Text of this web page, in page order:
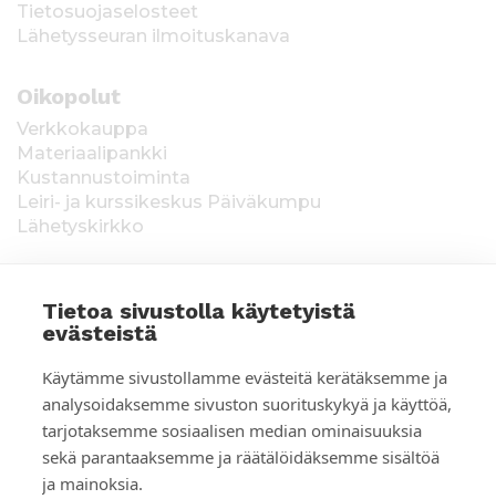
Tietoa sivustolla käytetyistä
evästeistä
Käytämme sivustollamme evästeitä kerätäksemme ja
analysoidaksemme sivuston suorituskykyä ja käyttöä,
tarjotaksemme sosiaalisen median ominaisuuksia
sekä parantaaksemme ja räätälöidäksemme sisältöä
ja mainoksia.
Tietosuojaselosteet
Lähetysseuran ilmoituskanava
Oikopolut
Verkkokauppa
Materiaalipankki
Kustannustoiminta
Leiri- ja kurssikeskus Päiväkumpu
Lähetyskirkko
voimassa toistaiseksi 1.1.2021 alkaen, myönnetty
1.12.2020, Poliisihallitus. Ahvenanmaa ÅLR
2025/5437, voimassa 1.1.–31.12.2026, myönnetty
28.8.2025 Ahvenanmaan maakuntahallitus. Kerätyt
varat käytetään Suomen Lähetysseuran